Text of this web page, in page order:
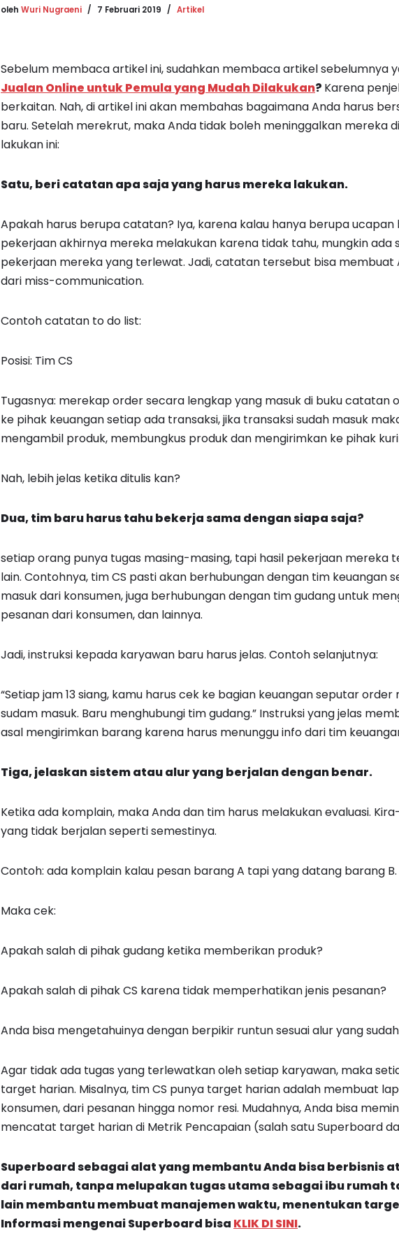
oleh Wuri Nugraeni 7 Februari 2019 Artikel
Sebelum membaca artikel ini, sudahkan membaca artikel sebelumnya
Jualan Online untuk Pemula yang Mudah Dilakukan? Karena
berkaitan. Nah, di artikel ini akan membahas bagaimana Anda harus
baru. Setelah merekrut, maka Anda tidak boleh meninggalkan mereka
lakukan ini:
Satu, beri catatan apa saja yang harus mereka lakukan.
Apakah harus berupa catatan? Iya, karena kalau hanya berupa ucapan
pekerjaan akhirnya mereka melakukan karena tidak tahu, mungkin
pekerjaan mereka yang terlewat. Jadi, catatan tersebut bisa membuat
dari miss-communication.
Contoh catatan to do list:
Posisi: Tim CS
Tugasnya: merekap order secara lengkap yang masuk di buku catatan
ke pihak keuangan setiap ada transaksi, jika transaksi sudah masuk
mengambil produk, membungkus produk dan mengirimkan ke pihak
Nah, lebih jelas ketika ditulis kan?
Dua, tim baru harus tahu bekerja sama dengan siapa saja?
setiap orang punya tugas masing-masing, tapi hasil pekerjaan mereka
lain. Contohnya, tim CS pasti akan berhubungan dengan tim keuangan
masuk dari konsumen, juga berhubungan dengan tim gudang untuk
pesanan dari konsumen, dan lainnya.
Jadi, instruksi kepada karyawan baru harus jelas. Contoh selanjutnya:
“Setiap jam 13 siang, kamu harus cek ke bagian keuangan seputar
sudam masuk. Baru menghubungi tim gudang.” Instruksi yang jelas
asal mengirimkan barang karena harus menunggu info dari tim
Tiga, jelaskan sistem atau alur yang berjalan dengan benar.
Ketika ada komplain, maka Anda dan tim harus melakukan evaluasi.
yang tidak berjalan seperti semestinya.
Contoh: ada komplain kalau pesan barang A tapi yang datang barang B.
Maka cek:
Apakah salah di pihak gudang ketika memberikan produk?
Apakah salah di pihak CS karena tidak memperhatikan jenis pesanan?
Anda bisa mengetahuinya dengan berpikir runtun sesuai alur yang
Agar tidak ada tugas yang terlewatkan oleh setiap karyawan, maka
target harian. Misalnya, tim CS punya target harian adalah membuat
konsumen, dari pesanan hingga nomor resi. Mudahnya, Anda bisa
mencatat target harian di Metrik Pencapaian (salah satu Superboard
Superboard sebagai alat yang membantu Anda bisa berbisnis
dari rumah, tanpa melupakan tugas utama sebagai ibu rumah
lain membantu membuat manajemen waktu, menentukan
Informasi mengenaiSuperboard bisa KLIK DI SINI.